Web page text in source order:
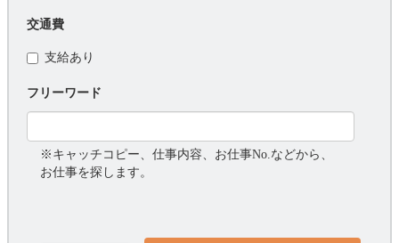
交通費
支給あり
フリーワード
※キャッチコピー、仕事内容、お仕事No.などから、
お仕事を探します。